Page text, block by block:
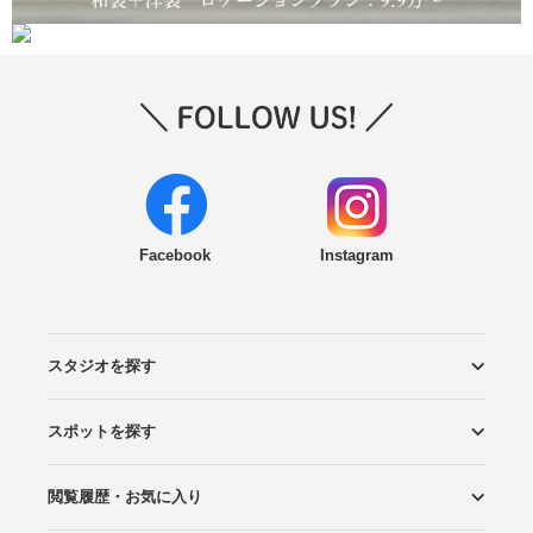
Facebook Instagram
スタジオを探す
エリアから探す
こだわりから探す
NEW PHOTO STYLE
プランから探す
フォトタイプ診断
フォトグラファーから探す
国内リゾートから探す
スポットを探す
ロケーションから探す
スタジオから探す
閲覧履歴・お気に入り